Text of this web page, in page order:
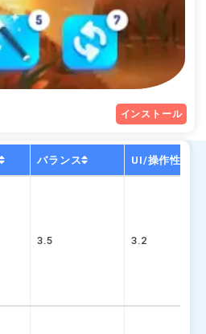
インストール
バランス UI/操作性
3.5 3.2